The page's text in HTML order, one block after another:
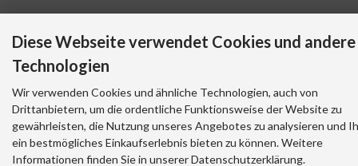
Diese Webseite verwendet Cookies und andere
Technologien
Wir verwenden Cookies und ähnliche Technologien, auch von
Drittanbietern, um die ordentliche Funktionsweise der Website zu
gewährleisten, die Nutzung unseres Angebotes zu analysieren und
ein bestmögliches Einkaufserlebnis bieten zu können. Weitere
Informationen finden Sie in unserer Datenschutzerklärung.